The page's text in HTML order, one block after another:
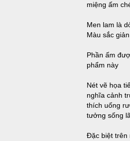
miệng ấm
Men lam là
Màu sắc
Phần ấm
phẩm này
Nét vẽ họa
nghĩa cảnh
thích uống
tưởng sống
Đặc biệt trên